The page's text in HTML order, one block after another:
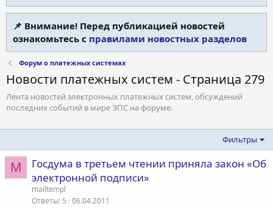
📌 Внимание! Перед публикацией новостей
ознакомьтесь с правилами новостных разделов
Форум о платежных системах
Новости платежных систем - Страница 279
Лента новостей электронных платежных систем, обсуждений
последних событий в мире ЭПС на форуме.
Фильтры
M
Госдума в третьем чтении приняла закон «Об
электронной подписи»
mailtempl
Ответы 5 06.04.2011